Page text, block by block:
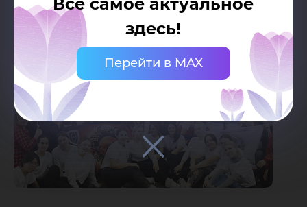
здесь!
Перейти в MAX